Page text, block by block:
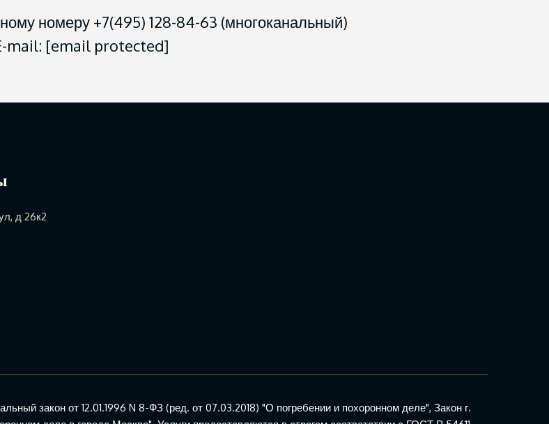
номеру +7(495) 128-84-63 (многоканальный)
mail: [email protected]
д 26к2
закон от 12.01.1996 N 8-ФЗ (ред. от 07.03.2018) "О погребении и похоронном деле", Закон г.